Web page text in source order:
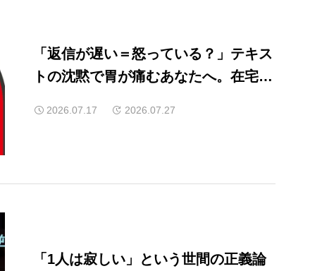
「返信が遅い＝怒っている？」テキス
トの沈黙で胃が痛むあなたへ。在宅ワ
2026.07.17 2026.07.27
「1人は寂しい」という世間の正義論